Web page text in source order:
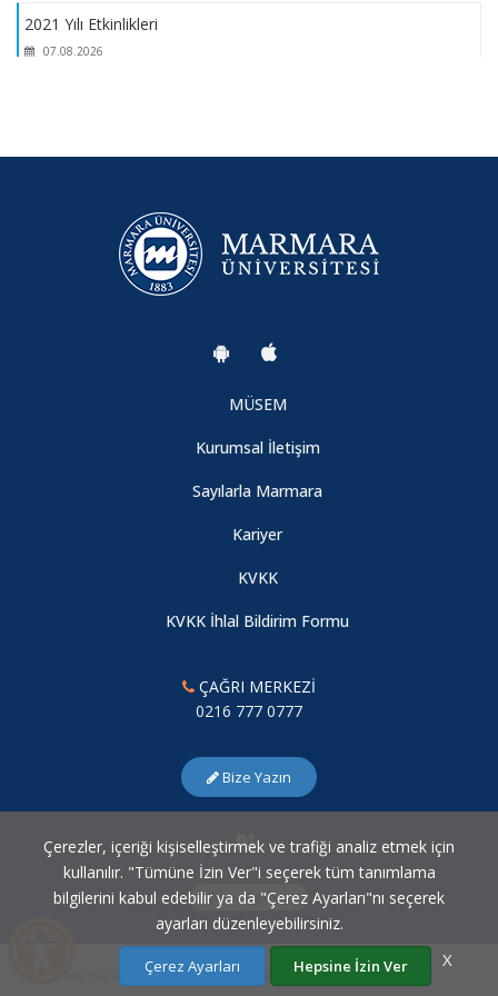
2021 Yılı Etkinlikleri
07.08.2026
07.08.2026
Lisansüstü Eğitimi ve Araştırmaları Sempozyumu-1
Afette Psikososyal Destek ve Etik Boyut
BAKIMA YENİDEN BAKIŞ SEMPOZYUMU
İç Hastalıkları Hemşireliği Günleri
Çocuklarda Tip 1 Diyabet ve Hemşirelik Bakımı - Uzmanına
07.08.2026
Çocuklarda Solunum Sistemi Haslıkları ve Hemşirelik Bakımı-
Yarık Damak, Yarık Dudaklı Bebek ve Hemşirelik Bakımı -
Uzmanına Danışalım-1
MÜSEM
Kurumsal İletişim
Sayılarla Marmara
Kariyer
KVKK
KVKK İhlal Bildirim Formu
ÇAĞRI MERKEZİ
0216 777 0777
Bize Yazın
Çerez Ayarları
Marmara Üniversitesi Bilgi İşlem Daire Başkanlığı © 2007 - 2026
Çerezler, içeriği kişiselleştirmek ve trafiği analiz etmek için
kullanılır. "Tümüne İzin Ver"i seçerek tüm tanımlama
bilgilerini kabul edebilir ya da "Çerez Ayarları"nı seçerek
ayarları düzenleyebilirsiniz.
Çerez Ayarları Hepsine İzin Ver X